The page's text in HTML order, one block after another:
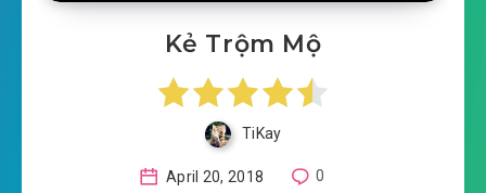
Kẻ Trộm Mộ
TiKay
April 20, 2018 0